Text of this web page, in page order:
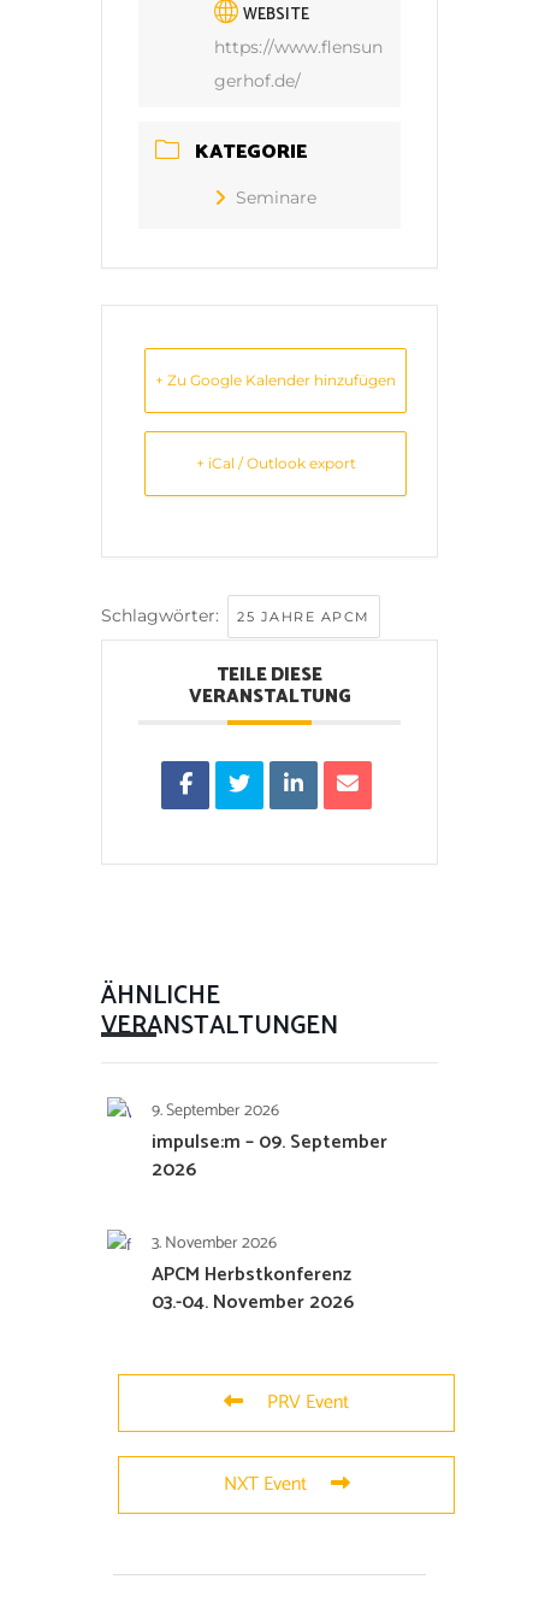
WEBSITE
https://www.flensun
gerhof.de/
KATEGORIE
Seminare
+ Zu Google Kalender hinzufügen
+ iCal / Outlook export
Schlagwörter: 25 JAHRE APCM
TEILE DIESE
VERANSTALTUNG
ÄHNLICHE
VERANSTALTUNGEN
9. September 2026
impulse:m – 09. September
2026
3. November 2026
APCM Herbstkonferenz
03.-04. November 2026
PRV Event
NXT Event